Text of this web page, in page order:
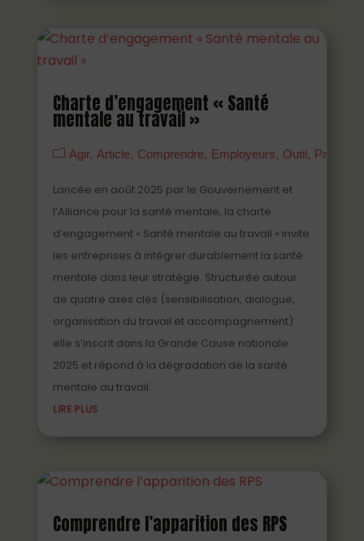
Charte d’engagement « Santé
mentale au travail »
Agir Article Comprendre Employeurs Outil
Lancée en août 2025 par le Gouvernement et
l’Alliance pour la santé mentale, la charte
d’engagement « Santé mentale au travail » invite
les entreprises à intégrer durablement la santé
mentale dans leur stratégie. Structurée autour
de quatre axes clés (sensibilisation, dialogue,
organisation du travail et accompagnement)
elle s’inscrit dans la Grande Cause nationale
2025 et répond à la dégradation de la santé
mentale au travail.
LIRE PLUS
Comprendre l’apparition des RPS